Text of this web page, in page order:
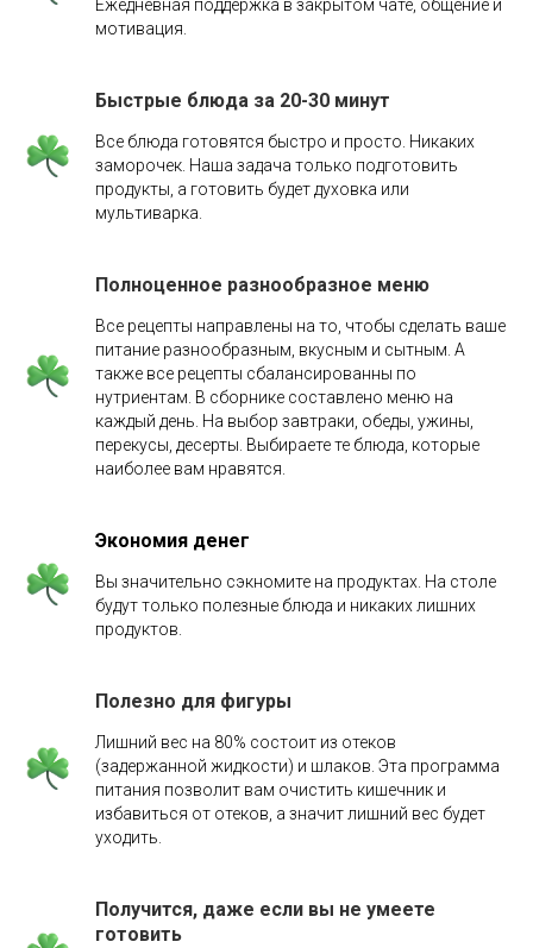
Ежедневная поддержка в закрытом чате, общение и
мотивация.
Быстрые блюда за 20-30 минут
Все блюда готовятся быстро и просто. Никаких
заморочек. Наша задача только подготовить
продукты, а готовить будет духовка или
мультиварка.
Полноценное разнообразное меню
Все рецепты направлены на то, чтобы сделать ваше
питание разнообразным, вкусным и сытным. А
также все рецепты сбалансированны по
нутриентам. В сборнике составлено меню на
каждый день. На выбор завтраки, обеды, ужины,
перекусы, десерты. Выбираете те блюда, которые
наиболее вам нравятся.
Экономия денег
Вы значительно сэкномите на продуктах. На столе
будут только полезные блюда и никаких лишних
продуктов.
Полезно для фигуры
Лишний вес на 80% состоит из отеков
(задержанной жидкости) и шлаков. Эта программа
питания позволит вам очистить кишечник и
избавиться от отеков, а значит лишний вес будет
уходить.
Получится, даже если вы не умеете
готовить